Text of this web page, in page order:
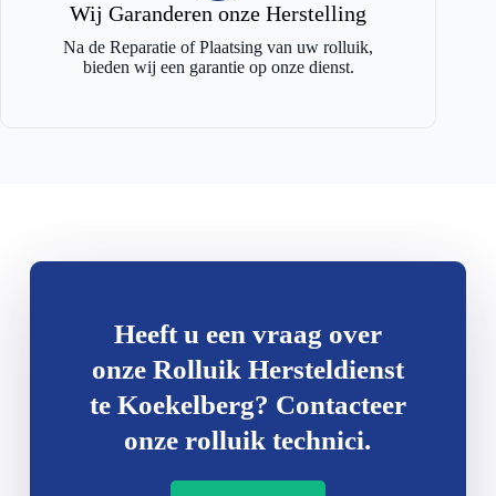
Wij Garanderen onze Herstelling
Na de Reparatie of Plaatsing van uw rolluik,
bieden wij een garantie op onze dienst.
Heeft u een vraag over
onze Rolluik Hersteldienst
te Koekelberg? Contacteer
onze rolluik technici.